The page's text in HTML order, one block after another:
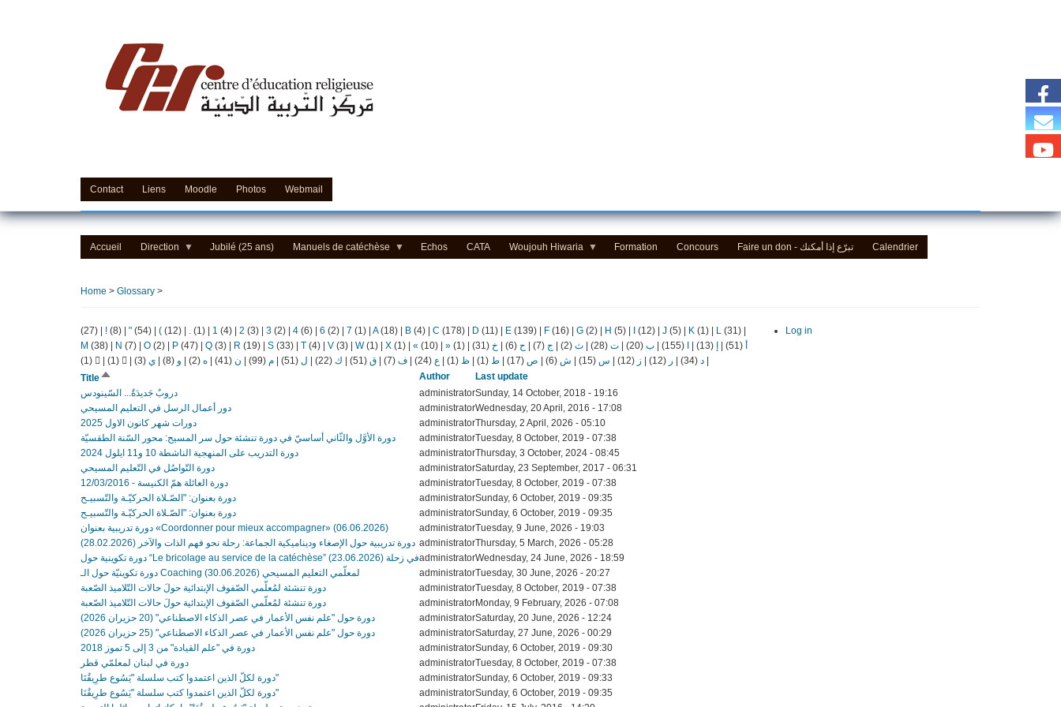
Contact Liens Moodle Photos Webmail
Accueil Direction Jubilé (25 ans) Manuels de catéchèse Echos CATA Woujouh Hiwaria Formation Concours Faire un don - تبرّع إذا أمكنك Calendrier
Home > Glossary >
(27) | ! (8) | " (54) | ( (12) | (1) | 1 (4) | 2 (3) | 3 (2) | 4 (6) | 6 (2) | 7 (1) | A(18) | B (4) | C (178) | D (11) | E (139) | F (16) | G (2) | H (5) | I (12) | J (5) | K (1) | L (31) |
M (38) | N (7) | O (2) | P (47) | Q (3) | R (19) | S (33) | T (4) | V (3) | W(1) | X (1) | « (10) | » (1) | أ (51)
| إ (13)
| ا (155)
| ب (20)
| ت (28)
| ث (2)
| ج (7)
| ح (6)
| خ (31)
| د (34)
| ر (12)
| ز (12)
| س (15)
| ش (6)
| ص (17)
| ط (1)
| ظ (1)
| ع (24)
| ف (7)
| ق (51)
| ك (22)
| ل (51)
| م (99)
| ن (41)
| ه (2)
| و (8)
| ي (3)
|
(1)
|
(1)
TitleSort
descending
Author
Last update
دروبٌ جَديدَةٌ... السّينودس
administratorSunday, 14 October, 2018 - 19:16
دور أعمال الرسل في التعليم المسيحي
administratorWednesday, 20 April, 2016 - 17:08
دورات شهر كانون الاول 2025
administratorThursday, 2 April, 2026 - 05:10
دورة الأوَّل والثّاني أساسيّ في دورة تنشئة حول سر المسيح: محور السّنة الطقسيّة
administratorTuesday, 8 October, 2019 - 07:38
دورة التدريب على المنهجية الناشطة 10 و11 ايلول 2024
administratorThursday, 3 October, 2024 - 08:45
دورة التّواصُل في التّعليم المسيحي
administratorSaturday, 23 September, 2017 - 06:31
دورة العائلة همّ الكنيسة - 12/03/2016
administratorTuesday, 8 October, 2019 - 07:38
دورة بعنوان: "الصّـلاة الحركيّـة والتّسبيـح
administratorSunday, 6 October, 2019 - 09:35
دورة بعنوان: "الصّـلاة الحركيّـة والتّسبيـح
administratorSunday, 6 October, 2019 - 09:35
دورة تدريبية بعنوان «Coordonner pour mieux accompagner» (06.06.2026)
administratorTuesday, 9 June, 2026 - 19:03
دورة تدريبية حول الإصغاء وديناميكية الجماعة: رحلة نحو فهم الذات والآخر (28.02.2026) administratorThursday, 5 March, 2026 - 05:28
دورة تكوينية حول “Le bricolage au service de la catéchèse” في زحلة (23.06.2026)administratorWednesday, 24 June, 2026 - 18:59
دورة تكوينيّة حول الـ Coaching لمعلّمي التعليم المسيحي (30.06.2026)
administratorTuesday, 30 June, 2026 - 20:27
دورة تنشئة لمُعلّمي الصّفوف الإبتدائية حولَ حالات التّلاميذ الصّعبة
administratorTuesday, 8 October, 2019 - 07:38
دورة تنشئة لمُعلّمي الصّفوف الإبتدائية حولَ حالات التّلاميذ الصّعبة
administratorMonday, 9 February, 2026 - 07:08
دورة حول "علم نفس الأعمار في عصر الذكاء الاصطناعي" (20 حزيران 2026)
administratorSaturday, 20 June, 2026 - 12:24
دورة حول "علم نفس الأعمار في عصر الذكاء الاصطناعي" (25 حزيران 2026)
administratorSaturday, 27 June, 2026 - 00:29
دورة في "علم القيادة" من 3 إلى 5 تموز 2018
administratorSunday, 6 October, 2019 - 09:30
دورة في لبنان لمعلمّي قطر
administratorTuesday, 8 October, 2019 - 07:38
دورة لكلّ الذين اعتمدوا كتب سلسلة "يَسُوع طرِيقُنَا"
administratorSunday, 6 October, 2019 - 09:33
دورة لكلّ الذين اعتمدوا كتب سلسلة "يَسُوع طرِيقُنَا"
administratorSunday, 6 October, 2019 - 09:35
Log in